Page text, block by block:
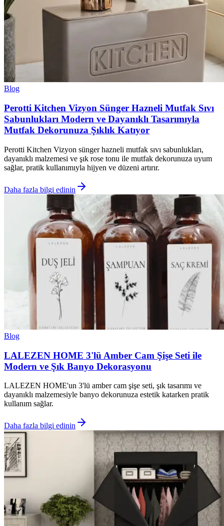
Blog
Perotti Kitchen Vizyon Sünger Hazneli Mutfak Sıvı
Sabunlukları Modern ve Dayanıklı Tasarımıyla
Mutfak Dekorunuza Şıklık Katıyor
Perotti Kitchen Vizyon sünger hazneli mutfak sıvı sabunlukları,
dayanıklı malzemesi ve şık rose tonu ile mutfak dekorunuza uyum
sağlar, pratik kullanımıyla hijyen ve düzeni artırır.
Daha fazla bilgi edinin
Blog
LALEZEN HOME 3'lü Amber Cam Şişe Seti ile
Modern ve Şık Banyo Dekorasyonu
LALEZEN HOME'un 3'lü amber cam şişe seti, şık tasarımı ve
dayanıklı malzemesiyle banyo dekorunuza estetik katarken pratik
kullanım sağlar.
Daha fazla bilgi edinin